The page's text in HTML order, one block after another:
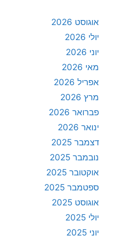
אוגוסט 2026
יולי 2026
יוני 2026
מאי 2026
אפריל 2026
מרץ 2026
פברואר 2026
ינואר 2026
דצמבר 2025
נובמבר 2025
אוקטובר 2025
ספטמבר 2025
אוגוסט 2025
יולי 2025
יוני 2025